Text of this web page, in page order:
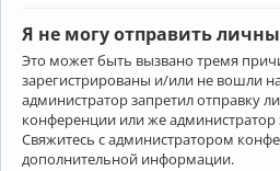
Я не могу отправить
Это может быть вызвано тремя
зарегистрированы и/или не вошли
администратор запретил отправку
конференции или же администратор
Свяжитесь с администратором
дополнительной информации.